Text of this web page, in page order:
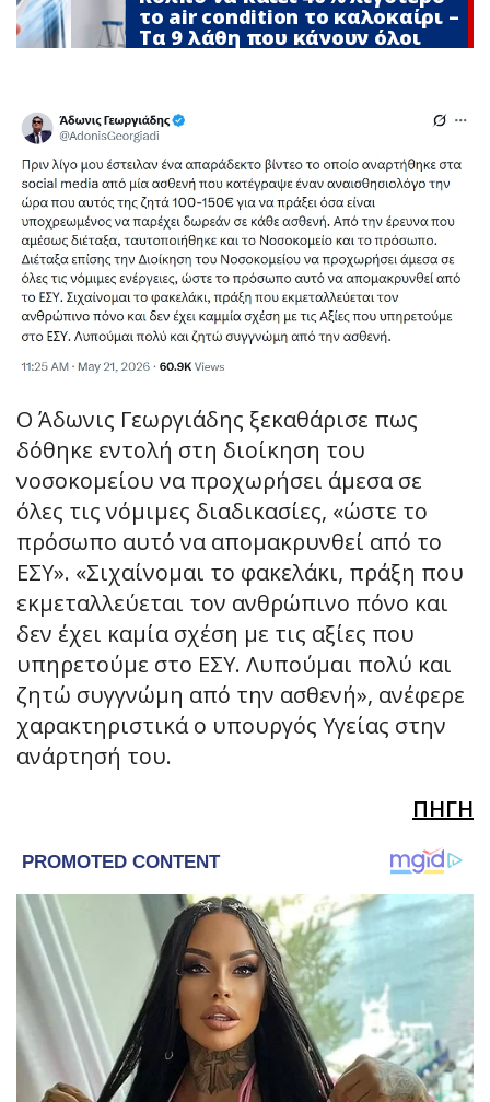
το air condition το καλοκαίρι –
Τα 9 λάθη που κάνουν όλοι
Ο Άδωνις Γεωργιάδης ξεκαθάρισε πως
δόθηκε εντολή στη διοίκηση του
νοσοκομείου να προχωρήσει άμεσα σε
όλες τις νόμιμες διαδικασίες, «ώστε το
πρόσωπο αυτό να απομακρυνθεί από το
ΕΣΥ». «Σιχαίνομαι το φακελάκι, πράξη που
εκμεταλλεύεται τον ανθρώπινο πόνο και
δεν έχει καμία σχέση με τις αξίες που
υπηρετούμε στο ΕΣΥ. Λυπούμαι πολύ και
ζητώ συγγνώμη από την ασθενή», ανέφερε
χαρακτηριστικά ο υπουργός Υγείας στην
ανάρτησή του.
ΠΗΓΗ